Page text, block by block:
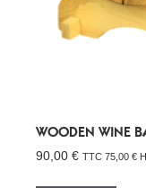
WOODEN WINE
90,00 € TTC 75,00 €